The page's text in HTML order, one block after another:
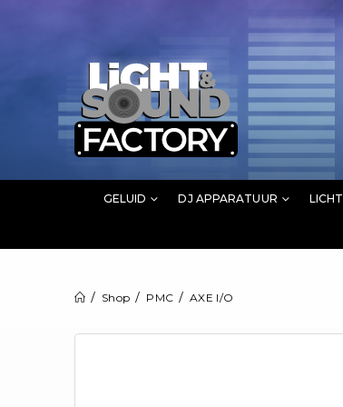
GELUID DJ APPARATUUR LICHT
Shop PMC AXE I/O